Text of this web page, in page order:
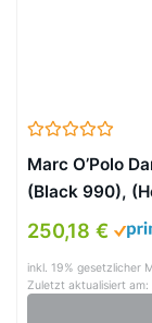
Marc O’Polo
(Black 990),
250,18 €
inkl. 19% gesetzlicher
Zuletzt aktualisiert